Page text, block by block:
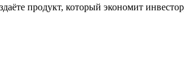
продукт, который экономит